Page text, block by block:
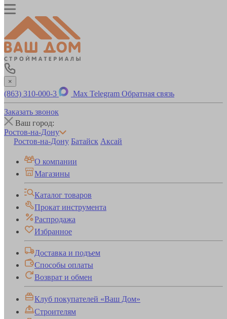
×
(863) 310-000-3 Max Telegram Обратная связь
Заказать звонок
Ваш город:
Ростов-на-Дону
Ростов-на-Дону Батайск Аксай
О компании
Магазины
Каталог товаров
Прокат инструмента
Распродажа
Избранное
Доставка и подъем
Способы оплаты
Возврат и обмен
Клуб покупателей «Ваш Дом»
Строителям